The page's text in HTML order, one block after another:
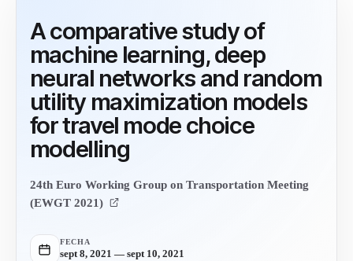
A comparative study of
machine learning, deep
neural networks and random
utility maximization models
for travel mode choice
modelling
24th Euro Working Group on Transportation Meeting
(EWGT 2021)
FECHA
sept 8, 2021 — sept 10, 2021